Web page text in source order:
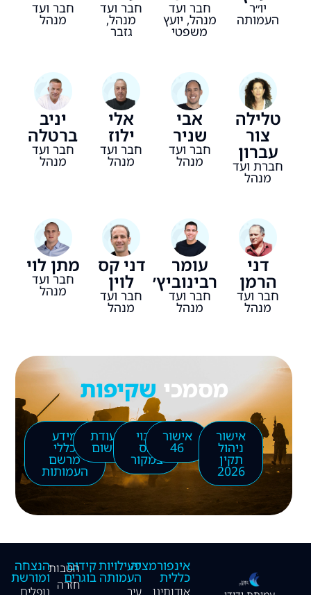
יו״ר
העמותה
חבר ועד
מנהל, יועץ
משפטי
חבר ועד
מנהל,
גזבר
חבר ועד
מנהל
טלילה
צור
עברון
חברת ועד
מנהל
אבי
שניר
חבר ועד
מנהל
אלי
ילוז
חבר ועד
מנהל
יניב
ברטלה
חבר ועד
מנהל
דני
הרמן
חבר ועד
מנהל
עומר
רבינוביץ׳
חבר ועד
מנהל
דני קס
לוין
חבר ועד
מנהל
מתן לוי
חבר ועד
מנהל
מסמכי שקיפות
מידע
כללי
מרשם
העמותות
תעודת
רישום
ניכוי
מס
במקור
אישור
46
אישור
ניהול
תקין
2026
אינפורמציה
כללית
אודותינו
פעילויות
העמותה
עיר
קידום
בוגרים
הטבות
חזרה
הנצחה
ומורשת
נופלים